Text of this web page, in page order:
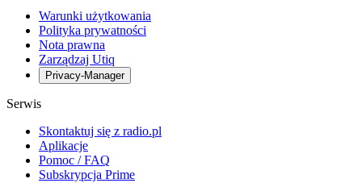
Warunki użytkowania
Polityka prywatności
Nota prawna
Zarządzaj Utiq
Privacy-Manager
Serwis
Skontaktuj się z radio.pl
Aplikacje
Pomoc / FAQ
Subskrypcja Prime